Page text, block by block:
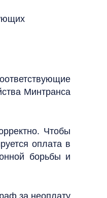
Минтранса
Чтобы
оплата в
борьбы и
за неоплату